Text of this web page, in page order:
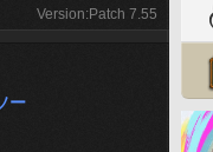
Version:Patch 7.55
ー